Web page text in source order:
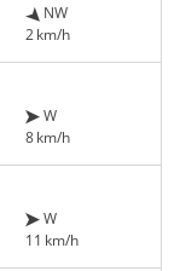
NW
2 km/h
W
8 km/h
W
11 km/h